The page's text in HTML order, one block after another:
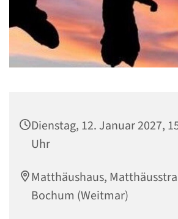
Dienstag, 12. Januar 2027,
Uhr
Matthäushaus,
Bochum (Weitmar)